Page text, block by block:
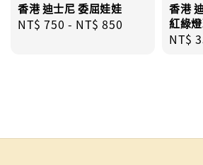
香港 迪士尼 委屈娃娃
Regular
NT$ 750 - NT$ 850
香港
紅綠
Sale
NT$